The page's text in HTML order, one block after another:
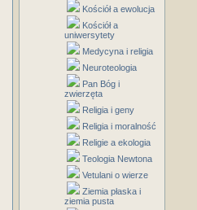
Kościół a ewolucja
Kościół a
uniwersytety
Medycyna i religia
Neuroteologia
Pan Bóg i
zwierzęta
Religia i geny
Religia i moralność
Religie a ekologia
Teologia Newtona
Vetulani o wierze
Ziemia płaska i
ziemia pusta